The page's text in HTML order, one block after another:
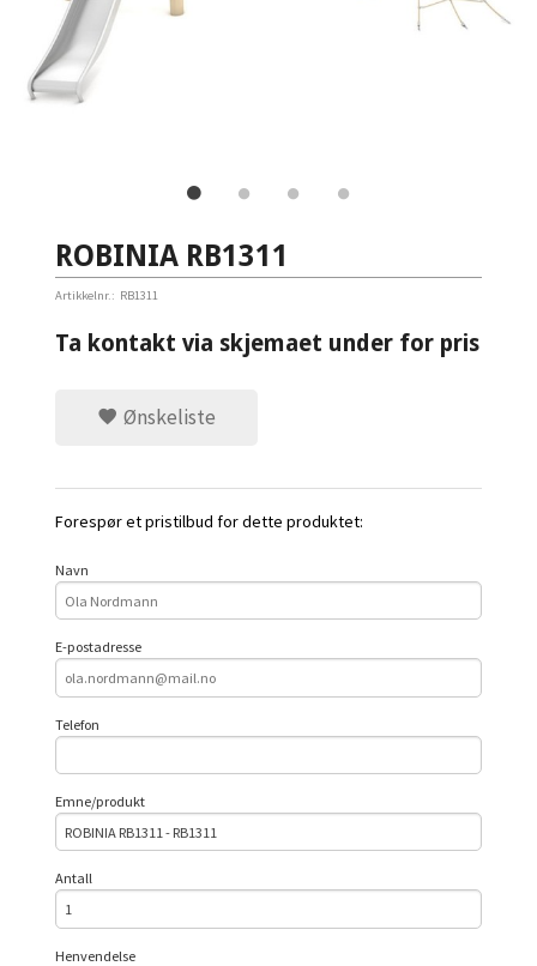
ROBINIA RB1311
Artikkelnr.: RB1311
Ta kontakt via skjemaet under for pris
Ønskeliste
Forespør et pristilbud for dette produktet:
Navn
E-postadresse
Telefon
Emne/produkt
Antall
Henvendelse